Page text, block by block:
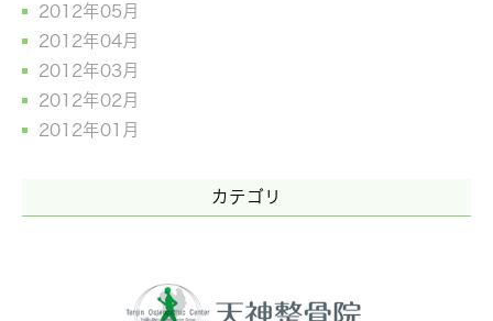
2012年05月
2012年04月
2012年03月
2012年02月
2012年01月
カテゴリ